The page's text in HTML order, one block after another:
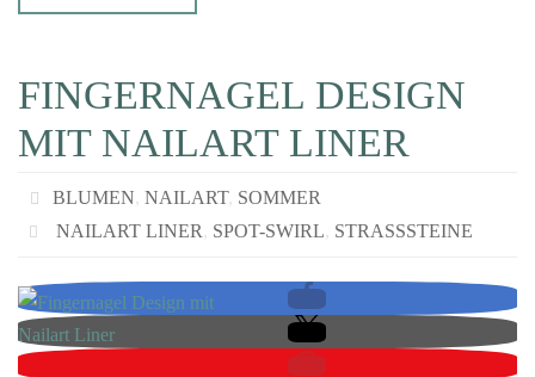
FINGERNAGEL DESIGN
MIT NAILART LINER
BLUMEN, NAILART, SOMMER
NAILART LINER, SPOT-SWIRL, STRASSSTEINE